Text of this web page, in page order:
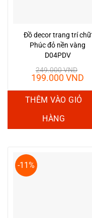
Đồ decor trang trí chữ
Phúc đỏ nền vàng
D04PDV
249.000VND
Giá
là:
249.000 VND.
199.000VND
THÊM VÀO GIỎ
HÀNG
-11%